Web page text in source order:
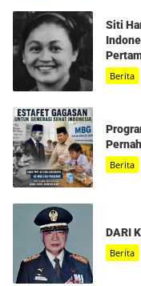
Siti
Berita
Berita
DARI
Berita